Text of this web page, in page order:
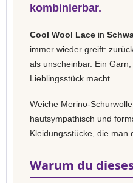
kombinierbar.
Cool Wool Lace in
immer wieder greift:
als unscheinbar. Ein
Lieblingsstück macht.
Weiche Merino-
hautsympathisch und
Kleidungsstücke, die man
Warum du